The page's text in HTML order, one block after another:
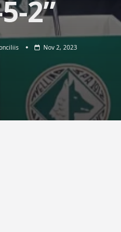
2”
Nov 2, 2023